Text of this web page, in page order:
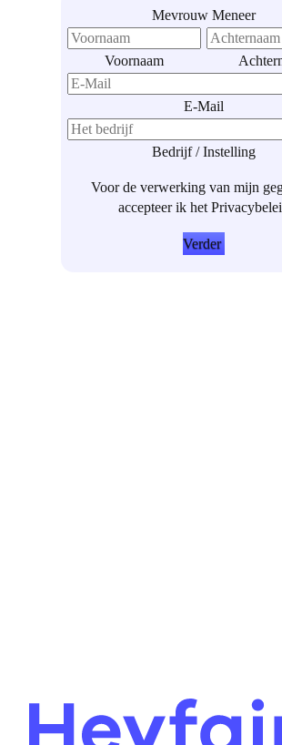
Mevrouw Meneer
Voornaam
E-Mail
Bedrijf / Instelling
Voor de verwerking van mijn
accepteer ik het
Verder